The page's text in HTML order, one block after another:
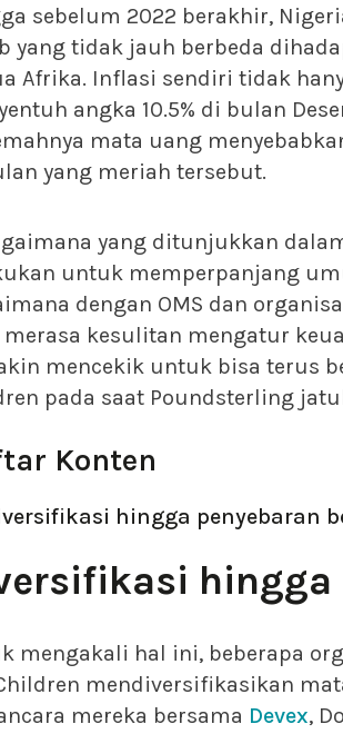
sebelum 2022 berakhir,
yang tidak jauh berbeda
Afrika. Inflasi sendiri tidak
angka 10.5% di bulan
mata uang
yang meriah tersebut.
yang ditunjukkan
untuk memperpanjang
dengan OMS dan
merasa kesulitan mengatur
mencekik untuk bisa terus
pada saat Poundsterling
Konten
hingga penyebaran
hingga
mengakali hal ini, beberapa
mendiversifikasikan
mereka bersama Devex,